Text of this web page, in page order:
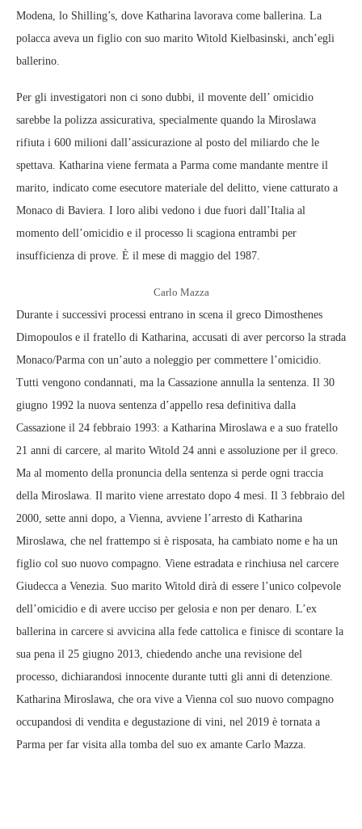
Modena, lo Shilling’s, dove Katharina lavorava come ballerina. La
polacca aveva un figlio con suo marito Witold Kielbasinski, anch’egli
ballerino.
Per gli investigatori non ci sono dubbi, il movente dell’ omicidio
sarebbe la polizza assicurativa, specialmente quando la Miroslawa
rifiuta i 600 milioni dall’assicurazione al posto del miliardo che le
spettava. Katharina viene fermata a Parma come mandante mentre il
marito, indicato come esecutore materiale del delitto, viene catturato a
Monaco di Baviera. I loro alibi vedono i due fuori dall’Italia al
momento dell’omicidio e il processo li scagiona entrambi per
insufficienza di prove. È il mese di maggio del 1987.
Carlo Mazza
Durante i successivi processi entrano in scena il greco Dimosthenes
Dimopoulos e il fratello di Katharina, accusati di aver percorso la strada
Monaco/Parma con un’auto a noleggio per commettere l’omicidio.
Tutti vengono condannati, ma la Cassazione annulla la sentenza. Il 30
giugno 1992 la nuova sentenza d’appello resa definitiva dalla
Cassazione il 24 febbraio 1993: a Katharina Miroslawa e a suo fratello
21 anni di carcere, al marito Witold 24 anni e assoluzione per il greco.
Ma al momento della pronuncia della sentenza si perde ogni traccia
della Miroslawa. Il marito viene arrestato dopo 4 mesi. Il 3 febbraio del
2000, sette anni dopo, a Vienna, avviene l’arresto di Katharina
Miroslawa, che nel frattempo si è risposata, ha cambiato nome e ha un
figlio col suo nuovo compagno. Viene estradata e rinchiusa nel carcere
Giudecca a Venezia. Suo marito Witold dirà di essere l’unico colpevole
dell’omicidio e di avere ucciso per gelosia e non per denaro. L’ex
ballerina in carcere si avvicina alla fede cattolica e finisce di scontare la
sua pena il 25 giugno 2013, chiedendo anche una revisione del
processo, dichiarandosi innocente durante tutti gli anni di detenzione.
Katharina Miroslawa, che ora vive a Vienna col suo nuovo compagno
occupandosi di vendita e degustazione di vini, nel 2019 è tornata a
Parma per far visita alla tomba del suo ex amante Carlo Mazza.